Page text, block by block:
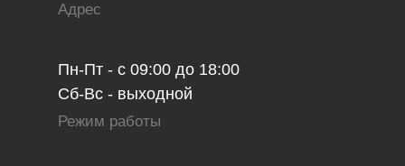
Адрес
Пн-Пт - с 09:00 до 18:00
Сб-Вс - выходной
Режим работы